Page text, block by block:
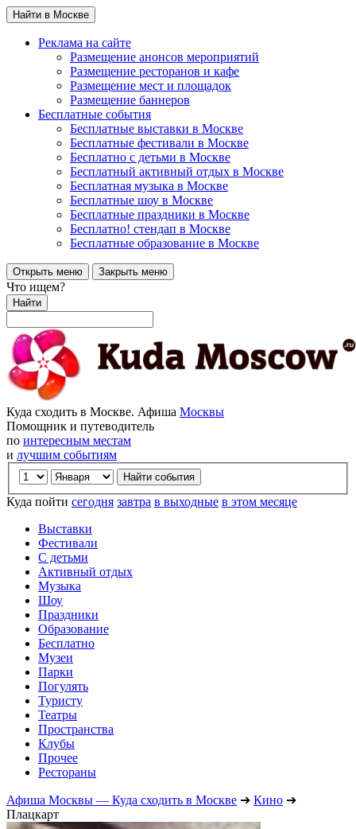
Найти в Москве
Реклама на сайте
Размещение анонсов мероприятий
Размещение ресторанов и кафе
Размещение мест и площадок
Размещение баннеров
Бесплатные события
Бесплатные выставки в Москве
Бесплатные фестивали в Москве
Бесплатно с детьми в Москве
Бесплатный активный отдых в Москве
Бесплатная музыка в Москве
Бесплатные шоу в Москве
Бесплатные праздники в Москве
Бесплатно! стендап в Москве
Бесплатные образование в Москве
Открыть меню Закрыть меню
Что ищем?
Найти
Куда сходить в Москве. Афиша Москвы
Помощник и путеводитель
по интересным местам
и лучшим событиям
Куда пойти сегодня завтра в выходные в этом месяце
Выставки
Фестивали
С детьми
Активный отдых
Музыка
Шоу
Праздники
Образование
Бесплатно
Музеи
Парки
Погулять
Туристу
Театры
Пространства
Клубы
Прочее
Рестораны
Афиша Москвы — Куда сходить в Москве ➔ Кино ➔
Плацкарт